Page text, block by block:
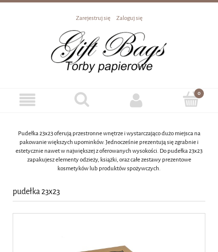
Zarejestruj się Zaloguj się
Pudełka 23x23 oferują przestronne wnętrze i wystarczająco dużo miejsca na
pakowanie większych upominków. Jednocześnie prezentują się zgrabnie i
estetycznie nawet w największej z oferowanych wysokości. Do pudełka 23x23
zapakujesz elementy odzieży, książki, oraz całe zestawy prezentowe
kosmetyków lub produktów spożywczych.
pudełka 23x23